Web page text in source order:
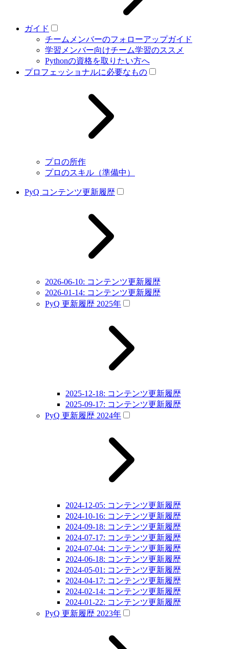
ガイド
チームメンバーのフォローアップガイド
学習メンバー向けチーム学習のススメ
Pythonの資格を取りたい方へ
プロフェッショナルに必要なもの
プロの所作
プロのスキル（準備中）
PyQ コンテンツ更新履歴
2026-06-10: コンテンツ更新履歴
2026-01-14: コンテンツ更新履歴
PyQ 更新履歴 2025年
2025-12-18: コンテンツ更新履歴
2025-09-17: コンテンツ更新履歴
PyQ 更新履歴 2024年
2024-12-05: コンテンツ更新履歴
2024-10-16: コンテンツ更新履歴
2024-09-18: コンテンツ更新履歴
2024-07-17: コンテンツ更新履歴
2024-07-04: コンテンツ更新履歴
2024-06-18: コンテンツ更新履歴
2024-05-01: コンテンツ更新履歴
2024-04-17: コンテンツ更新履歴
2024-02-14: コンテンツ更新履歴
2024-01-22: コンテンツ更新履歴
PyQ 更新履歴 2023年